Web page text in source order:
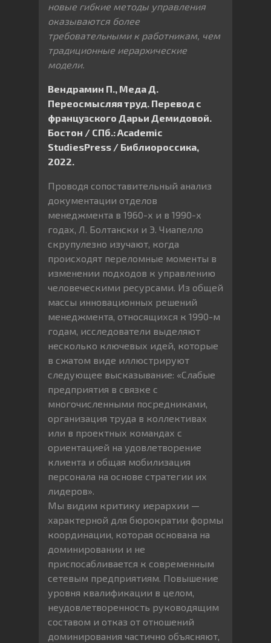
новые гибкие методы управления
оказываются более
требовательными к работникам, чем
традиционные иерархические
модели.
Вендрамин П., Меда Д.
Переосмысляя труд. Перевод с
французского Дарьи Демидовой.
Бостон / СПб.: Academic
StudiesPress / Библиороссика,
2022.
Проводя сопоставительный анализ
документации отделов
менеджмента в 1960-х и в 1990-х
годах, Л. Болтански и Э. Чиапелло
скрупулезно изучают, когда
происходят переломные моменты в
изменении подходов к управлению
человеческими ресурсами. Из общей
массы инновационных решений
менеджмента, относящихся к 1990-м
годам, исследователи выделяют
несколько ключевых идей, которые
в сжатом виде иллюстрируют
следующее высказывание: «Слабые
предприятия в связке с
многочисленными посредниками,
организация труда в коллективах
или в проектных командах с
ориентацией на удовлетворение
клиента и общая мобилизация
персонала на основе стратегии их
лидеров».
Мы видим критику иерархии —
характерной для бюрократии формы
координации, которая основана на
доминировании и не
приспосабливается к современным
сетевым предприятиям. Повышение
уровня квалификации в целом,
неудовлетворенность руководящим
составом и отказ от отношений
доминирования частично объясняют,